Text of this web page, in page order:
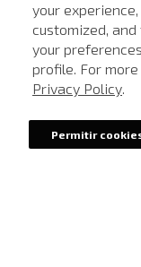
your
customized,
your
profile. For
Privacy Policy.
Permitir